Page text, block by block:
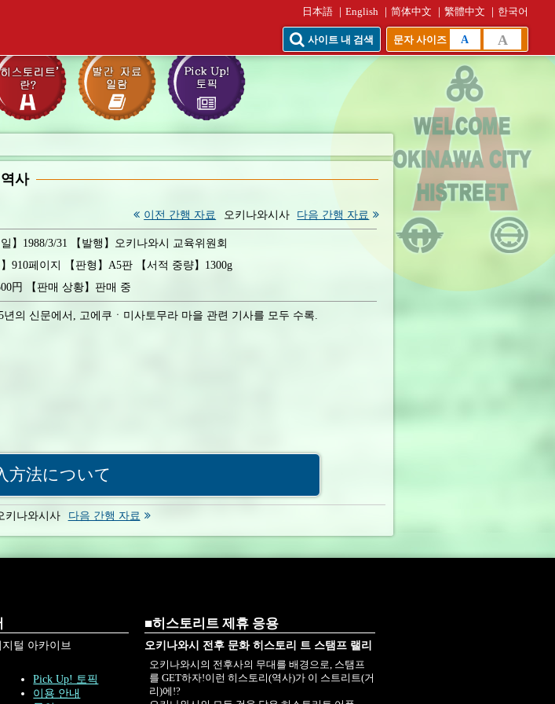
日本語 English 简体中文 繁體中文 한국어
사이트 내 검색 문자 사이즈 A A
사
이전 간행 자료 오키나와시사 다음 간행 자료
일】1988/3/31 【발행】오키나와시 교육위원회
】910페이지 【판형】A5판 【서적 중량】1300g
円 【판매 상황】판매 중
년의 신문에서, 고에쿠ㆍ미사토무라 마을 관련 기사를 모두 수록.
方法について
키나와시사 다음 간행 자료
털 아카이브
Pick Up! 토픽
이용 안내
■히스토리트 제휴 응용
오키나와시 전후 문화 히스토리 트 스탬프 랠리
오키나와시의 전후사의 무대를 배경으로, 스탬프
를 GET하자!이런 히스토리(역사)가 이 스트리트(거
리)에!?